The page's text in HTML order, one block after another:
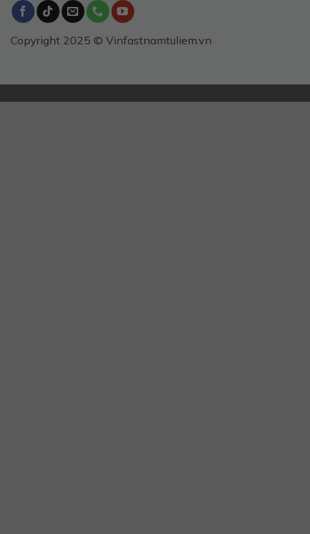
Copyright 2025 © Vinfastnamtuliem.vn